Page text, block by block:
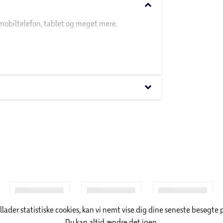
keyboard_arrow_down
tablet og meget mere.
keyboard_arrow_down
statistiske cookies, kan vi nemt vise dig dine seneste besøgte